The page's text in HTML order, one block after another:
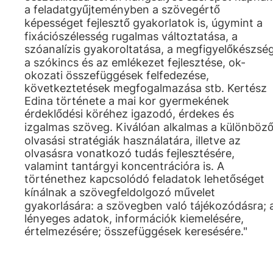
a feladatgyűjteményben a szövegértő
képességet fejlesztő gyakorlatok is, úgymint a
fixációszélesség rugalmas változtatása, a
szóanalízis gyakoroltatása, a
a szókincs és az emlékezet fejlesztése, ok-
okozati összefüggések felfedezése,
következtetések megfogalmazása stb. Kertész
Edina története a mai kor gyermekének
érdeklődési köréhez igazodó, érdekes és
izgalmas szöveg. Kiválóan alkalmas a különböző
olvasási stratégiák használatára, illetve az
olvasásra vonatkozó tudás fejlesztésére,
valamint tantárgyi koncentrációra is. A
történethez kapcsolódó feladatok lehetőséget
kínálnak a szövegfeldolgozó művelet
gyakorlására: a szövegben való tájékozódásra;
lényeges adatok, információk kiemelésére,
értelmezésére; összefüggések keresésére."